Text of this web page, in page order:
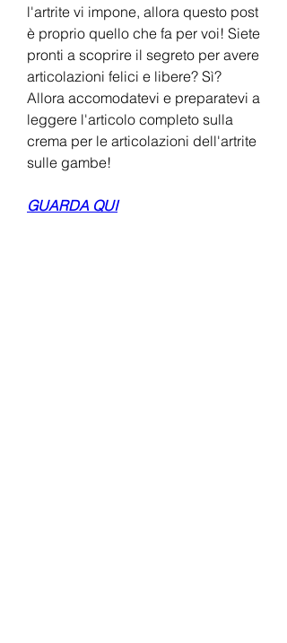
l'artrite vi impone, allora questo post
è proprio quello che fa per voi! Siete
pronti a scoprire il segreto per avere
articolazioni felici e libere? Sì?
Allora accomodatevi e preparatevi a
leggere l'articolo completo sulla
crema per le articolazioni dell'artrite
sulle gambe!
GUARDA QUI